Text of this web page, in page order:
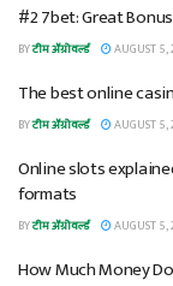
#2 7bet: Great
BYटीम ॲग्रोवर्ल्ड AUGUST 5,
The best online
BYटीम ॲग्रोवर्ल्ड AUGUST 5,
Online slots
formats
BYटीम ॲग्रोवर्ल्ड AUGUST 5,
How Much Money